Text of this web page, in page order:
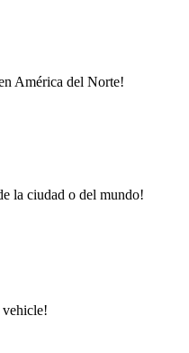
América del Norte!
la ciudad o del mundo!